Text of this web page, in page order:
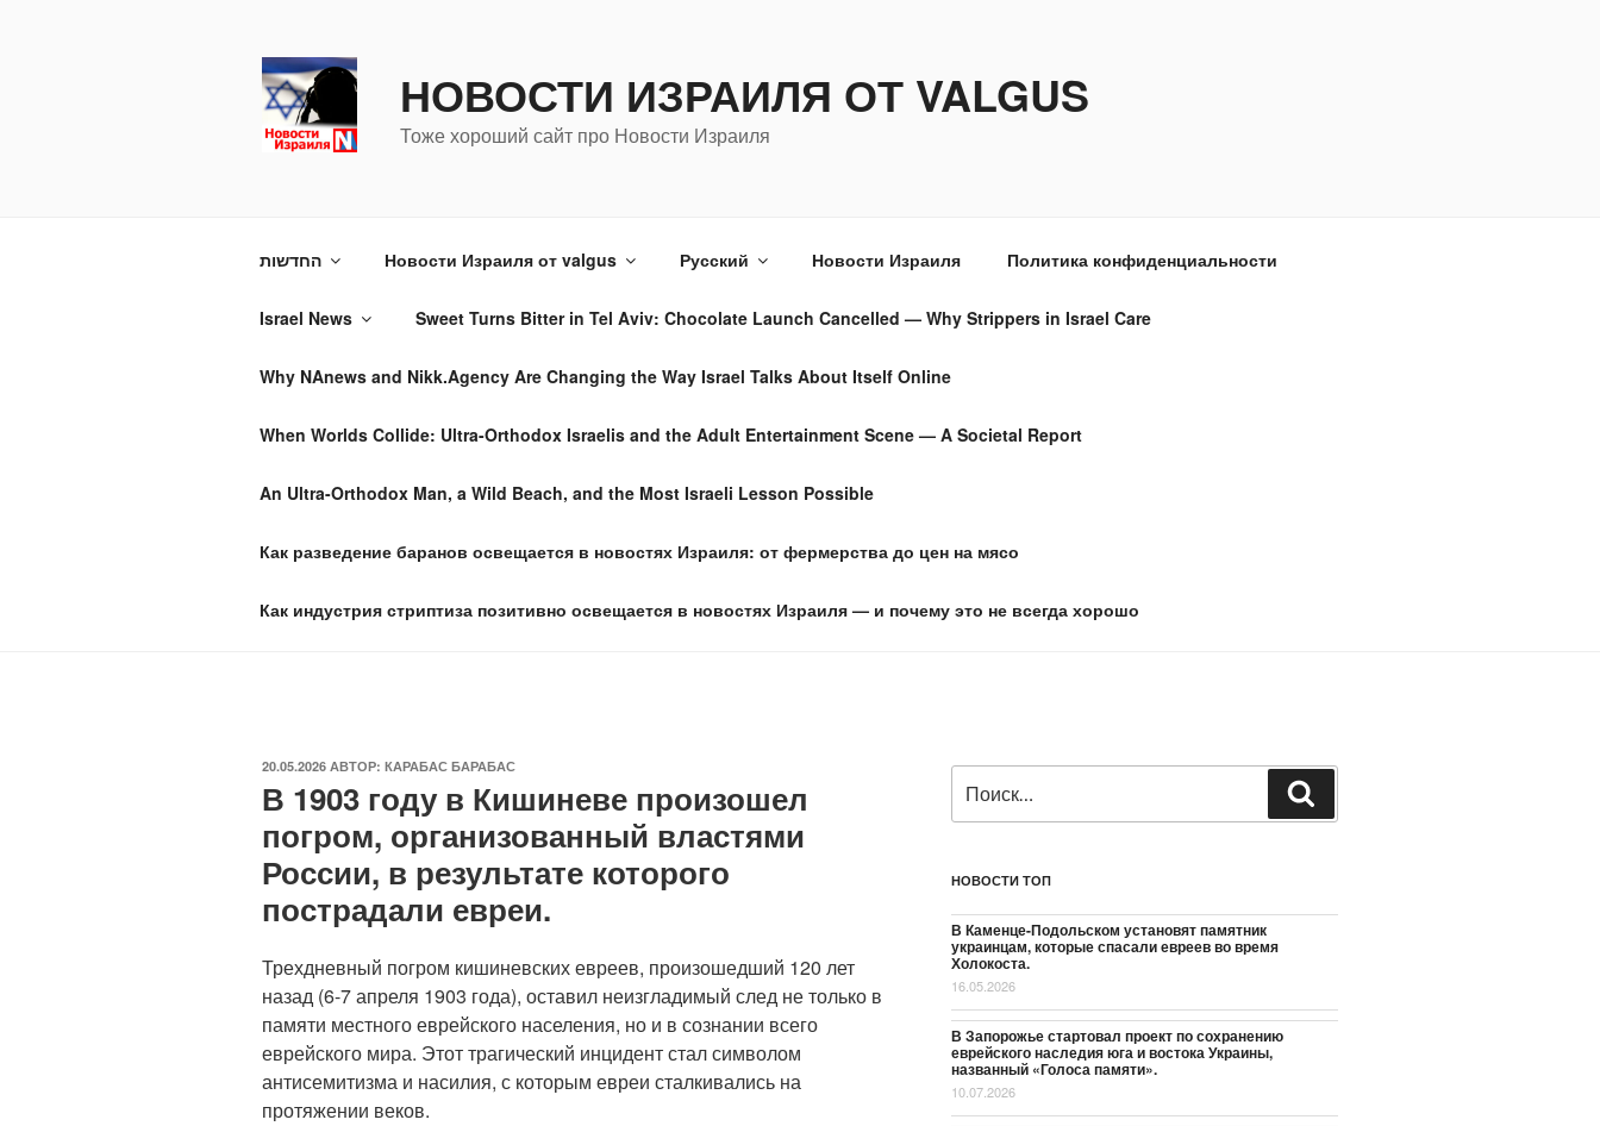
НОВОСТИ ИЗРАИЛЯ ОТ VALGUS
Тоже хороший сайт про Новости Израиля
החדשות Новости Израиля от valgus Русский Новости Израиля Политика конфиденциальности
Israel News Sweet Turns Bitter in Tel Aviv: Chocolate Launch Cancelled — Why Strippers in Israel Care
Why NAnews and Nikk.Agency Are Changing the Way Israel Talks About Itself Online
When Worlds Collide: Ultra-Orthodox Israelis and the Adult Entertainment Scene — A Societal Report
An Ultra-Orthodox Man, a Wild Beach, and the Most Israeli Lesson Possible
Как разведение баранов освещается в новостях Израиля: от фермерства до цен на мясо
Как индустрия стриптиза позитивно освещается в новостях Израиля — и почему это не всегда хорошо
ОПУБЛИКОВАНО
20.05.2026 АВТОР: КАРАБАС БАРАБАС
В 1903 году в Кишиневе произошел
погром, организованный властями
России, в результате которого
пострадали евреи.
Трехдневный погром кишиневских евреев, произошедший 120 лет
назад (6-7 апреля 1903 года), оставил неизгладимый след не только в
памяти местного еврейского населения, но и в сознании всего
еврейского мира. Этот трагический инцидент стал символом
антисемитизма и насилия, с которым евреи сталкивались на
протяжении веков.
НОВОСТИ ТОП
В Каменце-Подольском установят памятник
украинцам, которые спасали евреев во время
Холокоста.
16.05.2026
В Запорожье стартовал проект по сохранению
еврейского наследия юга и востока Украины,
названный «Голоса памяти».
10.07.2026